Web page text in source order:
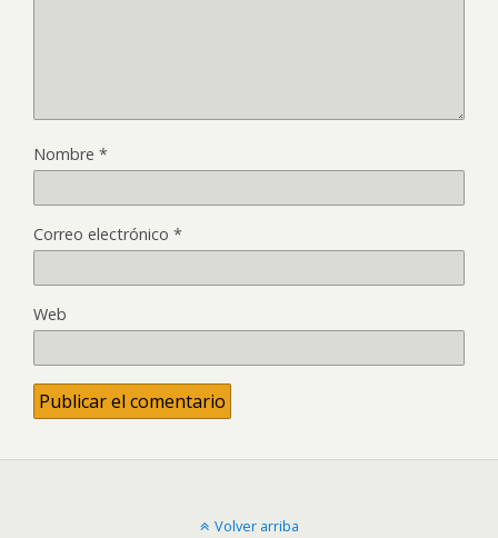
Nombre *
Correo electrónico *
Web
Volver arriba